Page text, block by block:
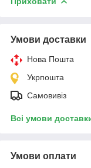
Умови доставки
Нова Пошта
Укрпошта
Самовивіз
Всі умови
Умови оплати